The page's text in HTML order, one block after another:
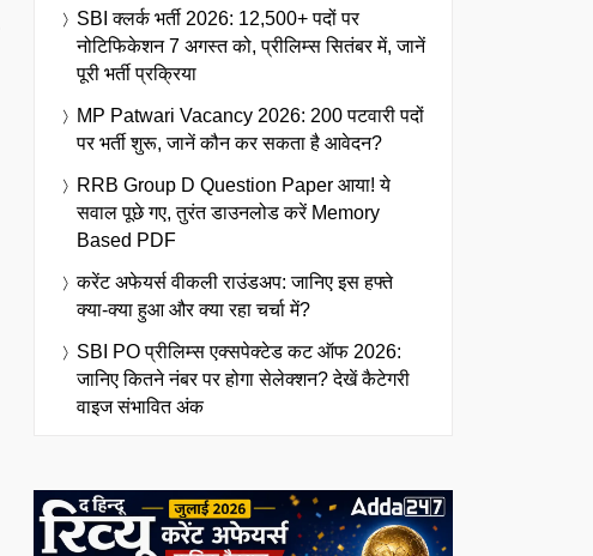
SBI क्लर्क भर्ती 2026: 12,500+ पदों पर
नोटिफिकेशन 7 अगस्त को, प्रीलिम्स सितंबर में, जानें
पूरी भर्ती प्रक्रिया
MP Patwari Vacancy 2026: 200 पटवारी पदों
पर भर्ती शुरू, जानें कौन कर सकता है आवेदन?
RRB Group D Question Paper आया! ये
सवाल पूछे गए, तुरंत डाउनलोड करें Memory
Based PDF
करेंट अफेयर्स वीकली राउंडअप: जानिए इस हफ्ते
क्या-क्या हुआ और क्या रहा चर्चा में?
SBI PO प्रीलिम्स एक्सपेक्टेड कट ऑफ 2026:
जानिए कितने नंबर पर होगा सेलेक्शन? देखें कैटेगरी
वाइज संभावित अंक